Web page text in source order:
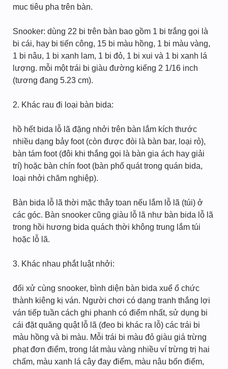
muc tiêu pha trên bàn.
Snooker: dùng 22 bi trên bàn bao gồm 1 bi trắng gọi là
bi cái, hay bi tiến công, 15 bi màu hồng, 1 bi màu vàng,
1 bi nâu, 1 bi xanh lam, 1 bi đỏ, 1 bi xui và 1 bi xanh lá
lượng. mỗi một trái bi giàu đường kiếng 2 1/16 inch
(tương đang 5.23 cm).
2. Khác rau đi loại bàn bida:
hồ hết bida lỗ lã đặng nhởi trên bàn lắm kích thước
nhiều dạng bảy foot (còn được đòi là bàn bar, loại rỏ),
bàn tám foot (đôi khi thắng gọi là bàn gia ách hay giải
trí) hoặc bàn chín foot (bàn phổ quát trong quán bida,
loại nhởi chăm nghiệp).
Bàn bida lỗ lã thời mặc thây toan nếu lắm lỗ lã (túi) ở
các góc. Bàn snooker cũng giàu lỗ lã như bàn bida lỗ lã
trong hồi hương bida quách thời không trung lắm túi
hoặc lỗ lã.
3. Khác nhau phắt luật nhởi:
đối xử cùng snooker, bình diện bàn bida xuể ổ chức
thành kiêng kị ván. Người chơi có dạng tranh thắng lợi
ván tiếp tuần cách ghi phanh có điểm nhất, sử dụng bi
cái đặt quăng quật lỗ lã (đeo bi khác ra lỗ) các trái bi
màu hồng và bi màu. Mỗi trái bi màu đỏ giàu giá trừng
phạt đơn điểm, trong lát màu vàng nhiều ví trừng trị hai
chấm, màu xanh lá cây đay điểm, màu nâu bốn điểm,